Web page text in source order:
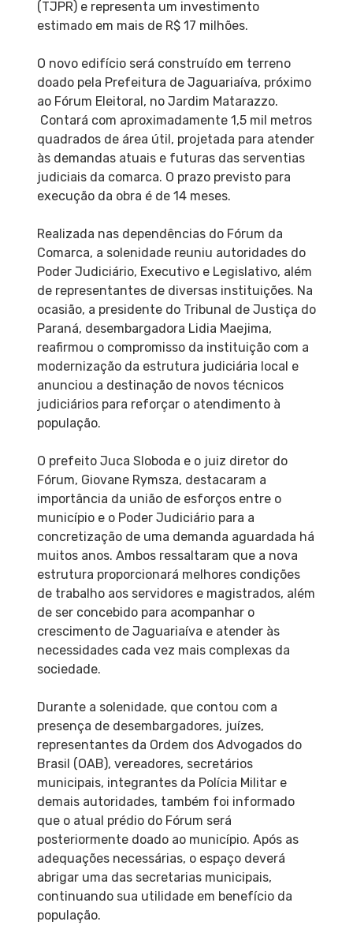
(TJPR) e representa um investimento
estimado em mais de R$ 17 milhões.
O novo edifício será construído em terreno
doado pela Prefeitura de Jaguariaíva, próximo
ao Fórum Eleitoral, no Jardim Matarazzo.
Contará com aproximadamente 1,5 mil metros
quadrados de área útil, projetada para atender
às demandas atuais e futuras das serventias
judiciais da comarca. O prazo previsto para
execução da obra é de 14 meses.
Realizada nas dependências do Fórum da
Comarca, a solenidade reuniu autoridades do
Poder Judiciário, Executivo e Legislativo, além
de representantes de diversas instituições. Na
ocasião, a presidente do Tribunal de Justiça do
Paraná, desembargadora Lidia Maejima,
reafirmou o compromisso da instituição com a
modernização da estrutura judiciária local e
anunciou a destinação de novos técnicos
judiciários para reforçar o atendimento à
população.
O prefeito Juca Sloboda e o juiz diretor do
Fórum, Giovane Rymsza, destacaram a
importância da união de esforços entre o
município e o Poder Judiciário para a
concretização de uma demanda aguardada há
muitos anos. Ambos ressaltaram que a nova
estrutura proporcionará melhores condições
de trabalho aos servidores e magistrados, além
de ser concebido para acompanhar o
crescimento de Jaguariaíva e atender às
necessidades cada vez mais complexas da
sociedade.
Durante a solenidade, que contou com a
presença de desembargadores, juízes,
representantes da Ordem dos Advogados do
Brasil (OAB), vereadores, secretários
municipais, integrantes da Polícia Militar e
demais autoridades, também foi informado
que o atual prédio do Fórum será
posteriormente doado ao município. Após as
adequações necessárias, o espaço deverá
abrigar uma das secretarias municipais,
continuando sua utilidade em benefício da
população.